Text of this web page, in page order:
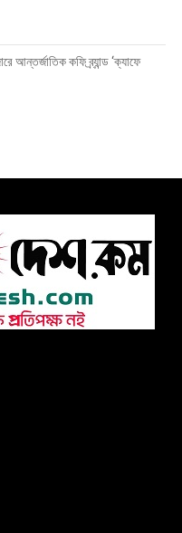
আন্তর্জাতিক কফি ব্র্যান্ড ‘ক্যাফে